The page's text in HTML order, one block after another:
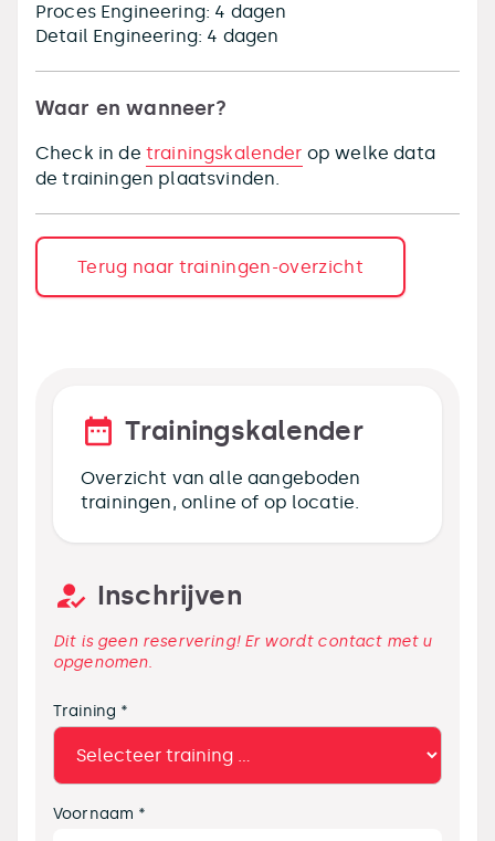
Proces Engineering: 4 dagen
Detail Engineering: 4 dagen
Waar en wanneer?
Check in de trainingskalender op welke data
de trainingen plaatsvinden.
Terug naar trainingen-overzicht
Trainingskalender
Overzicht van alle aangeboden
trainingen, online of op locatie.
Inschrijven
Dit is geen reservering! Er wordt contact met u
opgenomen.
Training *
Voornaam *